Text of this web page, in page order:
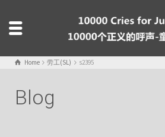
Home 劳工(SL) s2395
Blog